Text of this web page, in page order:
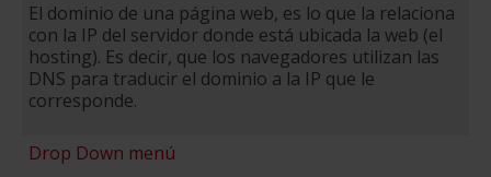
El dominio de una página web, es lo que la relaciona
con la IP del servidor donde está ubicada la web (el
hosting). Es decir, que los navegadores utilizan las
DNS para traducir el dominio a la IP que le
corresponde.
Drop Down menú